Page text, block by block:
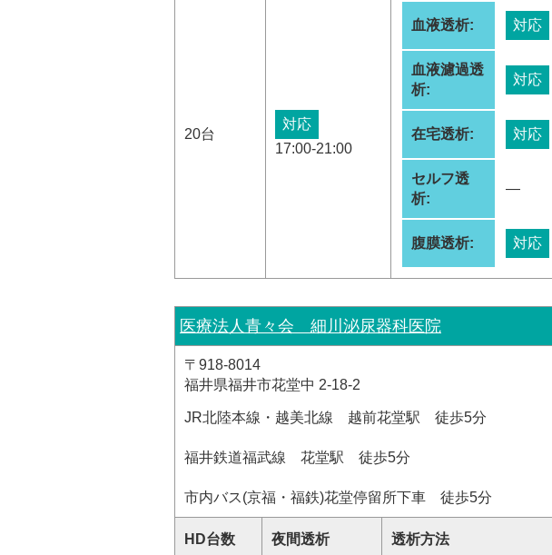
20台
対応
17:00-21:00
血液透析: 対応
血液濾過透
析:
対応
在宅透析: 対応
セルフ透
析:
―
腹膜透析: 対応
医療法人青々会 細川泌尿器科医院
〒918-8014
福井県福井市花堂中 2-18-2
JR北陸本線・越美北線 越前花堂駅 徒歩5分
福井鉄道福武線 花堂駅 徒歩5分
市内バス(京福・福鉄)花堂停留所下車 徒歩5分
HD台数 夜間透析 透析方法